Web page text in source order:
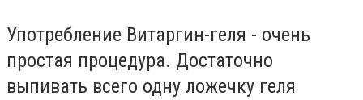
Употребление Витаргин-геля - очень
простая процедура. Достаточно
выпивать всего одну ложечку геля